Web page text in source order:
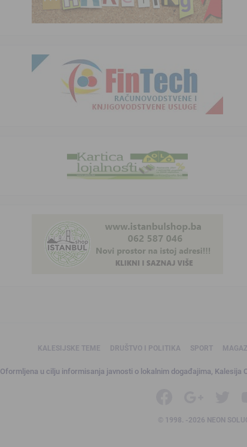
KALESIJSKE TEME DRUŠTVO I POLITIKA SPORT
Oformljena u cilju informisanja javnosti o lokalnim događajima, Kalesija
© 1998. -2026 NEON